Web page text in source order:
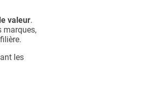
valeur.
marques,
les